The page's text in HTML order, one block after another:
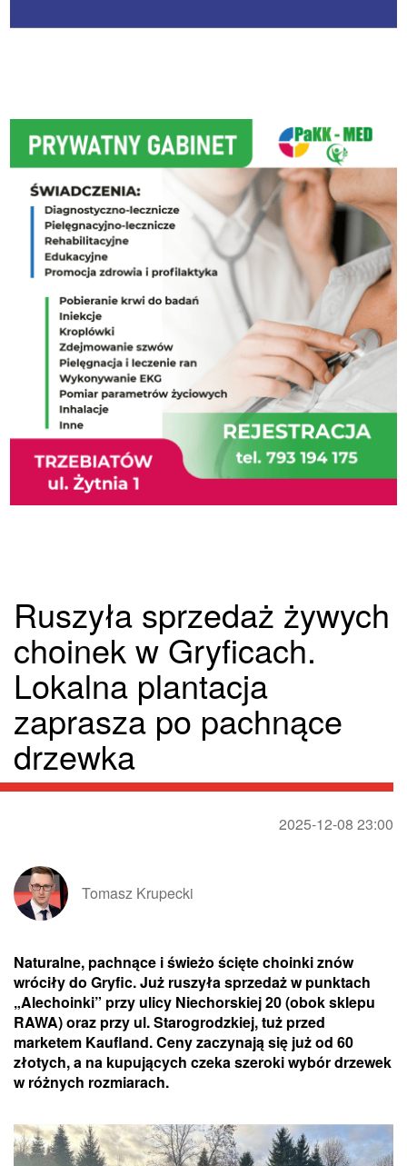
Ruszyła sprzedaż żywych
choinek w Gryficach.
Lokalna plantacja
zaprasza po pachnące
drzewka
2025-12-08 23:00
Tomasz Krupecki
Naturalne, pachnące i świeżo ścięte choinki znów
wróciły do Gryfic. Już ruszyła sprzedaż w punktach
„Alechoinki” przy ulicy Niechorskiej 20 (obok sklepu
RAWA) oraz przy ul. Starogrodzkiej, tuż przed
marketem Kaufland. Ceny zaczynają się już od 60
złotych, a na kupujących czeka szeroki wybór drzewek
w różnych rozmiarach.